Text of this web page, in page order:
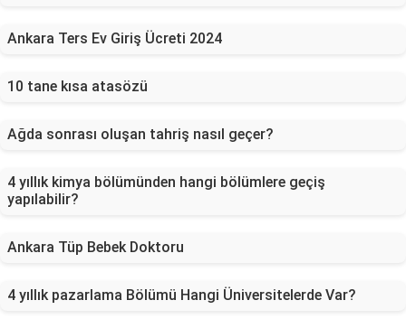
Ankara Ters Ev Giriş Ücreti 2024
10 tane kısa atasözü
Ağda sonrası oluşan tahriş nasıl geçer?
4 yıllık kimya bölümünden hangi bölümlere geçiş
yapılabilir?
Ankara Tüp Bebek Doktoru
4 yıllık pazarlama Bölümü Hangi Üniversitelerde Var?